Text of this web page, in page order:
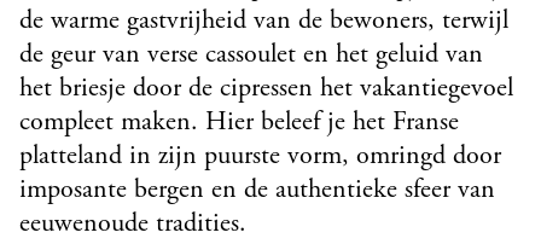
de warme gastvrijheid van de bewoners, terwijl
de geur van verse cassoulet en het geluid van
het briesje door de cipressen het vakantiegevoel
compleet maken. Hier beleef je het Franse
platteland in zijn puurste vorm, omringd door
imposante bergen en de authentieke sfeer van
eeuwenoude tradities.